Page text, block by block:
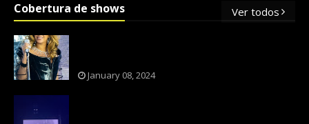
Cobertura de shows Ver todos
January 08, 2024